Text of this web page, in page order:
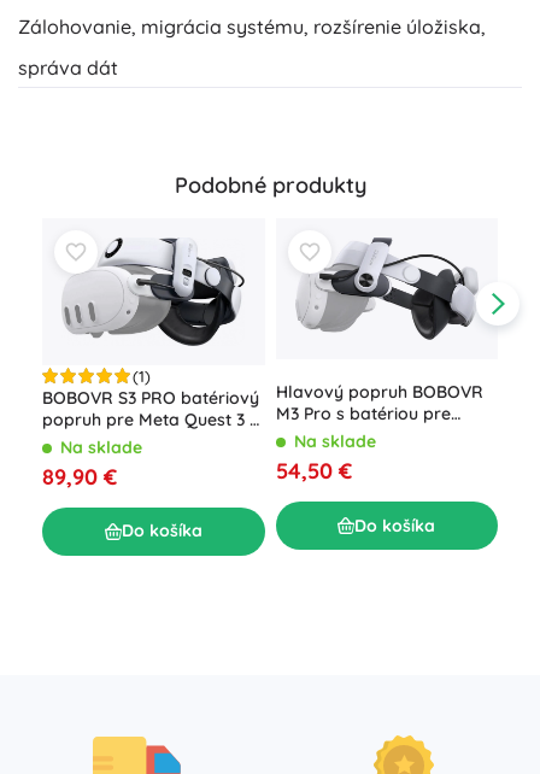
Zálohovanie, migrácia systému, rozšírenie úložiska,
správa dát
Podobné produkty
(1)
BOBOVR S3 PRO batériový
popruh pre Meta Quest 3 /
Quest 3S
Na sklade
89,90 €
Do košíka
Hlavový popruh BOBOVR
M3 Pro s batériou pre
Oculus Quest 3 / Quest 3S
Na sklade
54,50 €
Do košíka